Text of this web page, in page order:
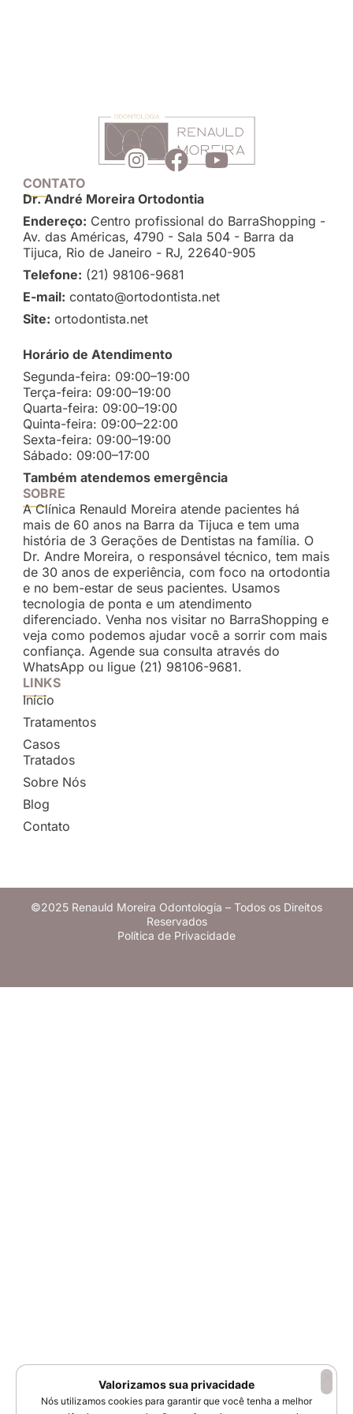
SOBRE
A Clínica Renauld Moreira atende pacientes há
mais de 60 anos na Barra da Tijuca e tem uma
história de 3 Gerações de Dentistas na família. O
Dr. Andre Moreira, o responsável técnico, tem mais
de 30 anos de experiência, com foco na ortodontia
e no bem-estar de seus pacientes. Usamos
tecnologia de ponta e um atendimento
diferenciado. Venha nos visitar no BarraShopping e
veja como podemos ajudar você a sorrir com mais
confiança. Agende sua consulta através do
WhatsApp ou ligue (21) 98106-9681.
LINKS
Início
Tratamentos
Casos
Tratados
Sobre Nós
Blog
Contato
CONTATO
Dr. André Moreira Ortodontia
Endereço: Centro profissional do BarraShopping -
Av. das Américas, 4790 - Sala 504 - Barra da
Tijuca, Rio de Janeiro - RJ, 22640-905
Telefone: (21) 98106-9681
E-mail: contato@ortodontista.net
Site: ortodontista.net
Horário de Atendimento
Segunda-feira: 09:00–19:00
Terça-feira: 09:00–19:00
Quarta-feira: 09:00–19:00
Quinta-feira: 09:00–22:00
Sexta-feira: 09:00–19:00
Sábado: 09:00–17:00
Também atendemos emergência
©2025 Renauld Moreira Odontologia – Todos os Direitos
Reservados
Política de Privacidade
Valorizamos sua privacidade
Nós utilizamos cookies para garantir que você tenha a melhor